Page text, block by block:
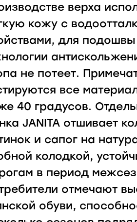
верха
кожу с
для
не потеет.
все
40 градусов.
JANITA отшивает
и сапог на
колодкой,
в период
отмечают
обуви,